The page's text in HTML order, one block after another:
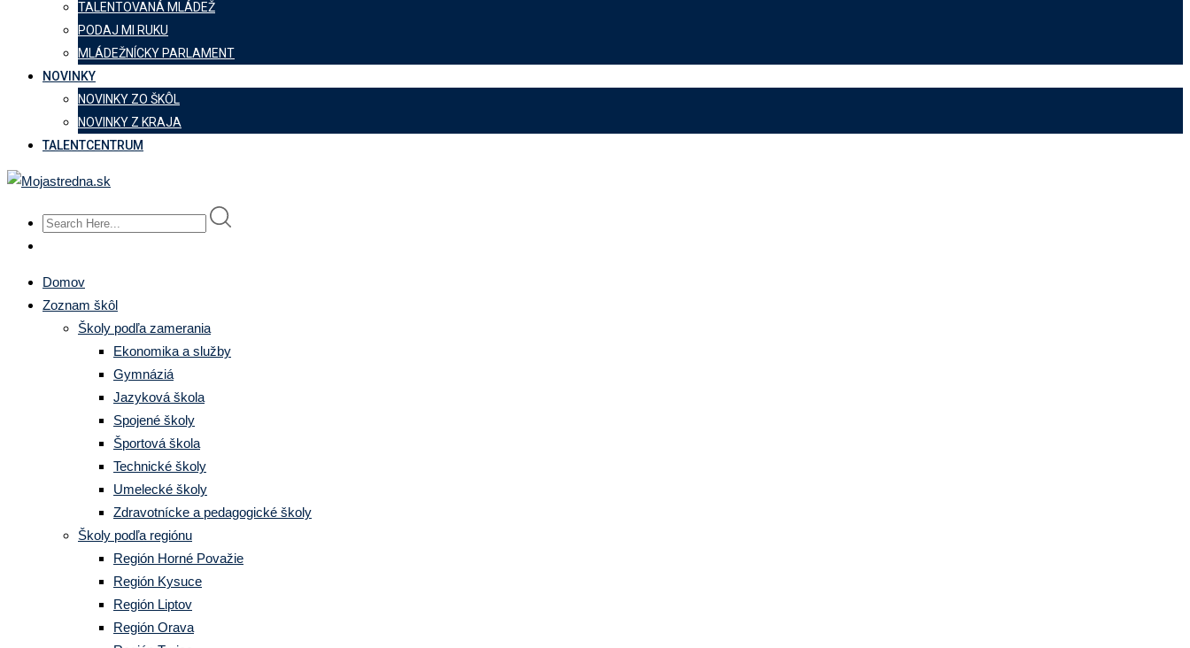
TALENTOVANÁ MLÁDEŽ
PODAJ MI RUKU
MLÁDEŽNÍCKY PARLAMENT
NOVINKY
NOVINKY ZO ŠKÔL
NOVINKY Z KRAJA
TALENTCENTRUM
Domov
Zoznam škôl
Školy podľa zamerania
Ekonomika a služby
Gymnáziá
Jazyková škola
Spojené školy
Športová škola
Technické školy
Umelecké školy
Zdravotnícke a pedagogické školy
Školy podľa regiónu
Región Horné Považie
Región Kysuce
Región Liptov
Región Orava